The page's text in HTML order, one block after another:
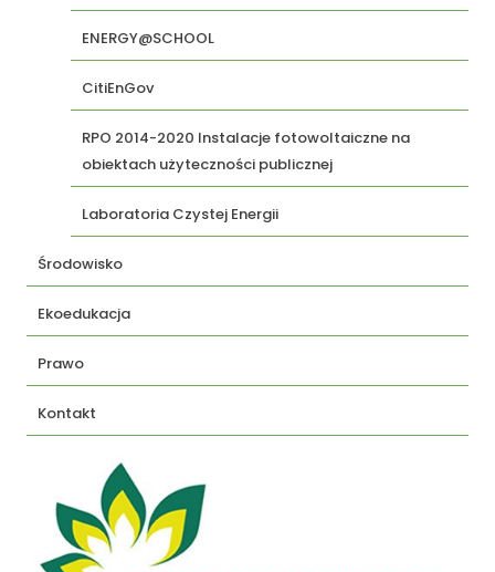
ENERGY@SCHOOL
CitiEnGov
RPO 2014-2020 Instalacje fotowoltaiczne na
obiektach użyteczności publicznej
Laboratoria Czystej Energii
Środowisko
Ekoedukacja
Prawo
Kontakt